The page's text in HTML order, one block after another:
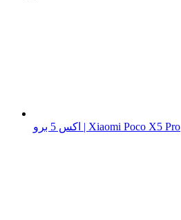
اكس 5 برو | Xiaomi Poco X5 Pro